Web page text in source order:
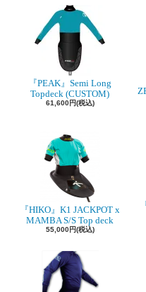
『PEAK』Semi Long
Topdeck (CUSTOM)
61,600円(税込)
『HIKO』K1 JACKPOT x
MAMBA S/S Top deck
55,000円(税込)